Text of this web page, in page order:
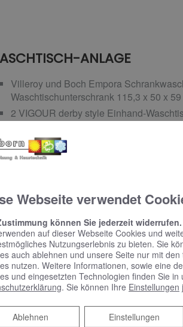
ANLAGE
Villeroy und Boch Empora
Waschtischunterschrank 115,3 x 50 x
2 VIGOUR derby style Einhand-
VIGOUR individual Flächenspiegel
Villeroy und Boch Empora
ANLAGE
AXENT One Dusch-WC wandhängend,
CONEL VIS WC-Element mit UP-
VIGOUR AI Betätigungsplatte für 2-
Webseite verwendet
können Sie jederzeit widerrufen.
auf dieser Webseite Cookies und
Nutzungserlebnis zu bieten. Sie
auch ablehnen und unsere Seite nur mit
nutzen. Weitere Informationen, sowie eine
und eingesetzten Technologien finden Sie in
. Sie können Ihre Einstellungen
Einstellungen
Ablehnen
Ablehnen